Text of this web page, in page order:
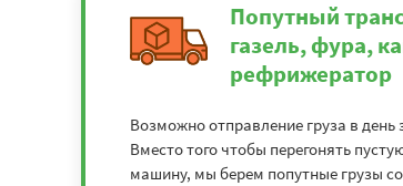
Попутный
газель, фура,
рефрижератор
Возможно отправление груза в день
Вместо того чтобы перегонять
машину, мы берем попутные грузы